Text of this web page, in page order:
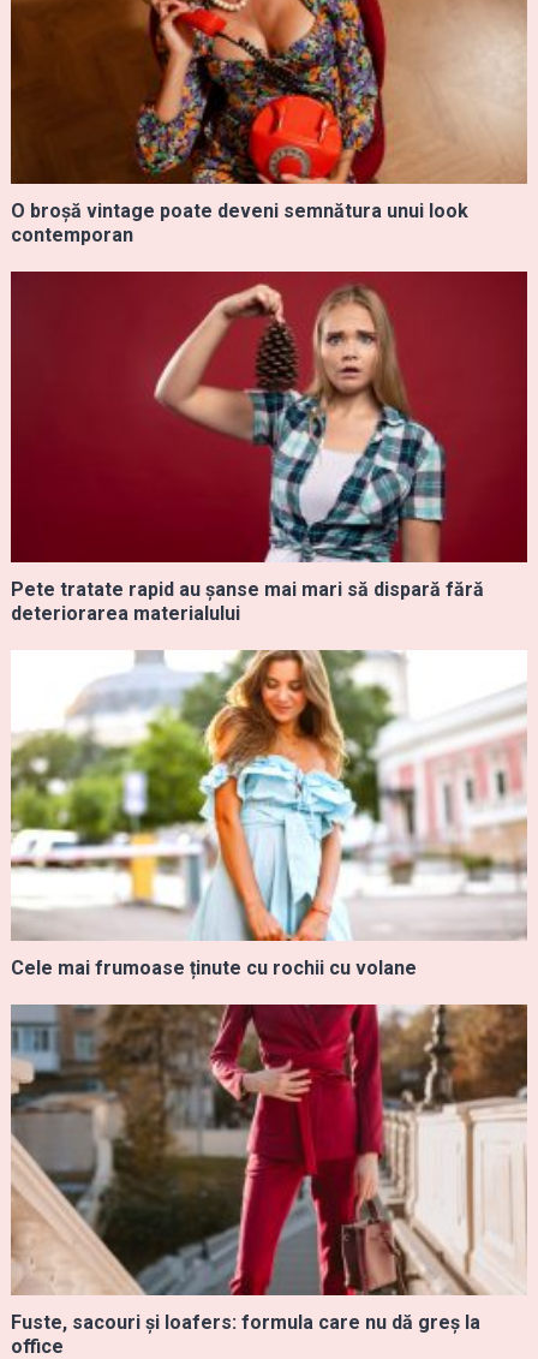
O broșă vintage poate deveni semnătura unui look
contemporan
Pete tratate rapid au șanse mai mari să dispară fără
deteriorarea materialului
Cele mai frumoase ținute cu rochii cu volane
Fuste, sacouri și loafers: formula care nu dă greș la
office